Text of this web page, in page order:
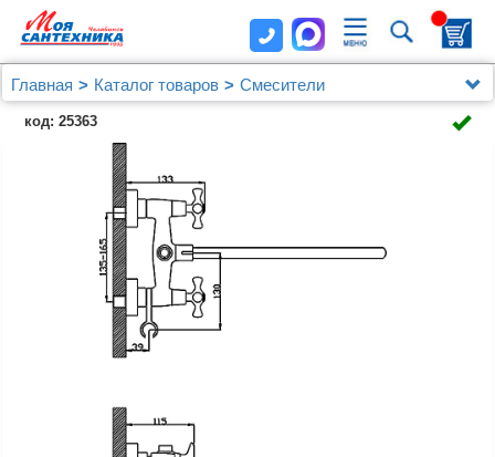
Главная Каталог товаров
Смесители
Для ванны с душем
Смеситель Rossinka H H02-84 универсальный
код: 25363